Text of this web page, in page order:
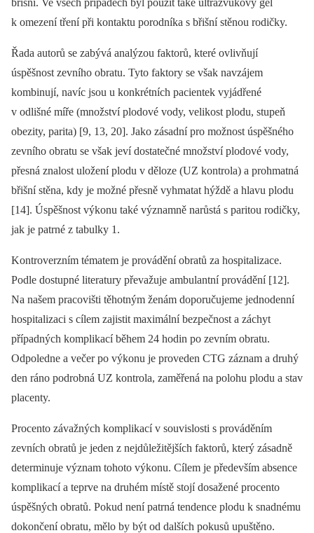
břišní. Ve všech případech byl použit také ultrazvukový gel
k omezení tření při kontaktu porodníka s břišní stěnou rodičky.
Řada autorů se zabývá analýzou faktorů, které ovlivňují
úspěšnost zevního obratu. Tyto faktory se však navzájem
kombinují, navíc jsou u konkrétních pacientek vyjádřené
v odlišné míře (množství plodové vody, velikost plodu, stupeň
obezity, parita) [9, 13, 20]. Jako zásadní pro možnost úspěšného
zevního obratu se však jeví dostatečné množství plodové vody,
přesná znalost uložení plodu v děloze (UZ kontrola) a prohmatná
břišní stěna, kdy je možné přesně vyhmatat hýždě a hlavu plodu
[14]. Úspěšnost výkonu také významně narůstá s paritou rodičky,
jak je patrné z tabulky 1.
Kontroverzním tématem je provádění obratů za hospitalizace.
Podle dostupné literatury převažuje ambulantní provádění [12].
Na našem pracovišti těhotným ženám doporučujeme jednodenní
hospitalizaci s cílem zajistit maximální bezpečnost a záchyt
případných komplikací během 24 hodin po zevním obratu.
Odpoledne a večer po výkonu je proveden CTG záznam a druhý
den ráno podrobná UZ kontrola, zaměřená na polohu plodu a stav
placenty.
Procento závažných komplikací v souvislosti s prováděním
zevních obratů je jeden z nejdůležitějších faktorů, který zásadně
determinuje význam tohoto výkonu. Cílem je především absence
komplikací a teprve na druhém místě stojí dosažené procento
úspěšných obratů. Pokud není patrná tendence plodu k snadnému
dokončení obratu, mělo by být od dalších pokusů upuštěno.